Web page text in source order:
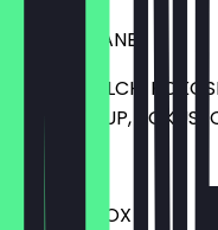
COCO CHANEL
MANDELMILCH,
AHORNSIRUP,
DIRTY DETOX